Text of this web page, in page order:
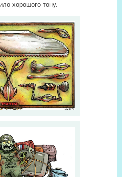
хорошого тону.